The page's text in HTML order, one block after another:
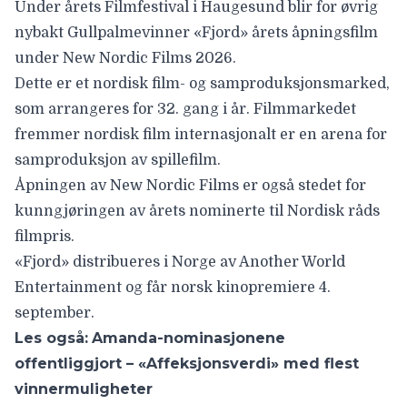
Under årets Filmfestival i Haugesund blir for øvrig
nybakt Gullpalmevinner «Fjord» årets åpningsfilm
under New Nordic Films 2026.
Dette er et nordisk film- og samproduksjonsmarked,
som arrangeres for 32. gang i år. Filmmarkedet
fremmer nordisk film internasjonalt er en arena for
samproduksjon av spillefilm.
Åpningen av New Nordic Films er også stedet for
kunngjøringen av årets nominerte til Nordisk råds
filmpris.
«Fjord» distribueres i Norge av Another World
Entertainment og får norsk kinopremiere 4.
september.
Les også: Amanda-nominasjonene
offentliggjort – «Affeksjonsverdi» med flest
vinnermuligheter